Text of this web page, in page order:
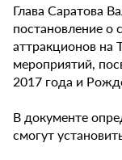
Глава Саратова
постановление о
аттракционов на
мероприятий,
2017 года и
В документе
смогут